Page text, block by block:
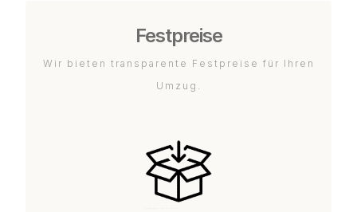
Festpreise
Wir bieten transparente Festpreise für Ihren
Umzug.